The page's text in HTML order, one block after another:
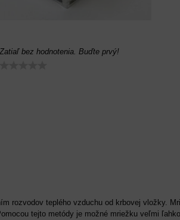
Zatiaľ bez hodnotenia. Buďte prvý!
rozvodov teplého vzduchu od krbovej vložky.
tejto metódy je možné mriežku veľmi